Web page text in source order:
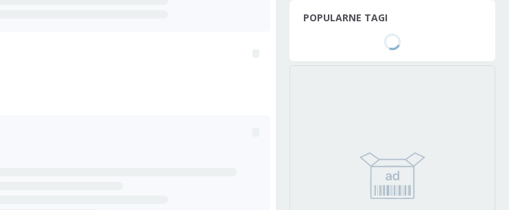
POPULARNE TAGI